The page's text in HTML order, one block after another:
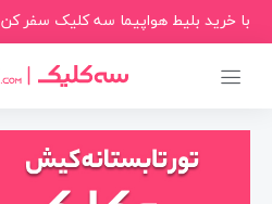
با خرید بلیط هواپیما سه کلیک سفر کن